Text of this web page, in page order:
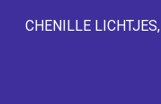
CHENILLE